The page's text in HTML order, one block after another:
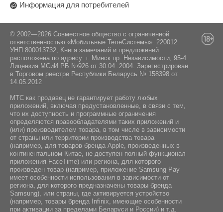
Информация для потребителей
© 2002—2026 Совместное общество с ограниченной
ответственностью «Мобильные ТелеСистемы». 220012
УНП 800013732, Книга замечаний и предложений
расположена по адресу: г. Минск пр. Независимости, 95-4
Лицензия МСиИ РБ №926 от 30.04 .2004. Зарегистрирован
в Торговом реестре Республики Беларусь № 158398 от
14.05.2012
МТС как продавец не гарантирует работу любых
приложений, включая предустановленные, в связи с тем,
что их доступность и программные ограничения
определяются правообладателями таких приложений и
(или) производителем товара, в том числе в зависимости
от страны или территории производства товара
(например, для товаров бренда Apple, произведенных в
континентальном Китае, не доступен полный функционал
приложения FaceTime) или региона, для которого
произведен товар (например, приложение Samsung Pay
имеет особенности использования в зависимости от
региона, для которого предназначены товары бренда
Samsung), или страны, где активируется устройство
(например, товары бренда Infiniх, имеющие особенности
при активации за пределами Беларуси и России) и т.д.